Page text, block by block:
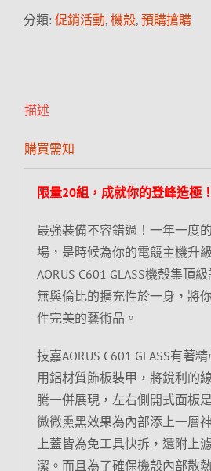
分類: 促銷活動, 機殼, 預購搶購
描述
購買需知
限量20組，成就你的登峰造極！
最強裝備不容錯過！一年一度
場，是時候為你的電競主機升
AORUS C601 GLASS機殼集頂
無與倫比的擴充性於一身，將
件完美的藝術品。
技嘉AORUS C601 GLASS有著
用鋁材質飾板裝甲，將銳利的
騰一併展現，左右側開式面板
微微熏黑效果為內部添上一層
上蓋皆為免工具快拆，還附上
潔。而且為了確保機殼內部散